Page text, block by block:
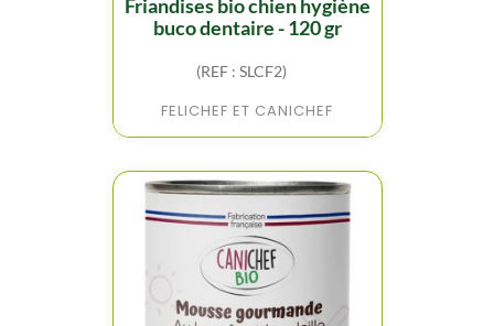
friandises bio chien hygiène
buco dentaire - 120 gr
(REF : SLCF2)
FELICHEF ET CANICHEF